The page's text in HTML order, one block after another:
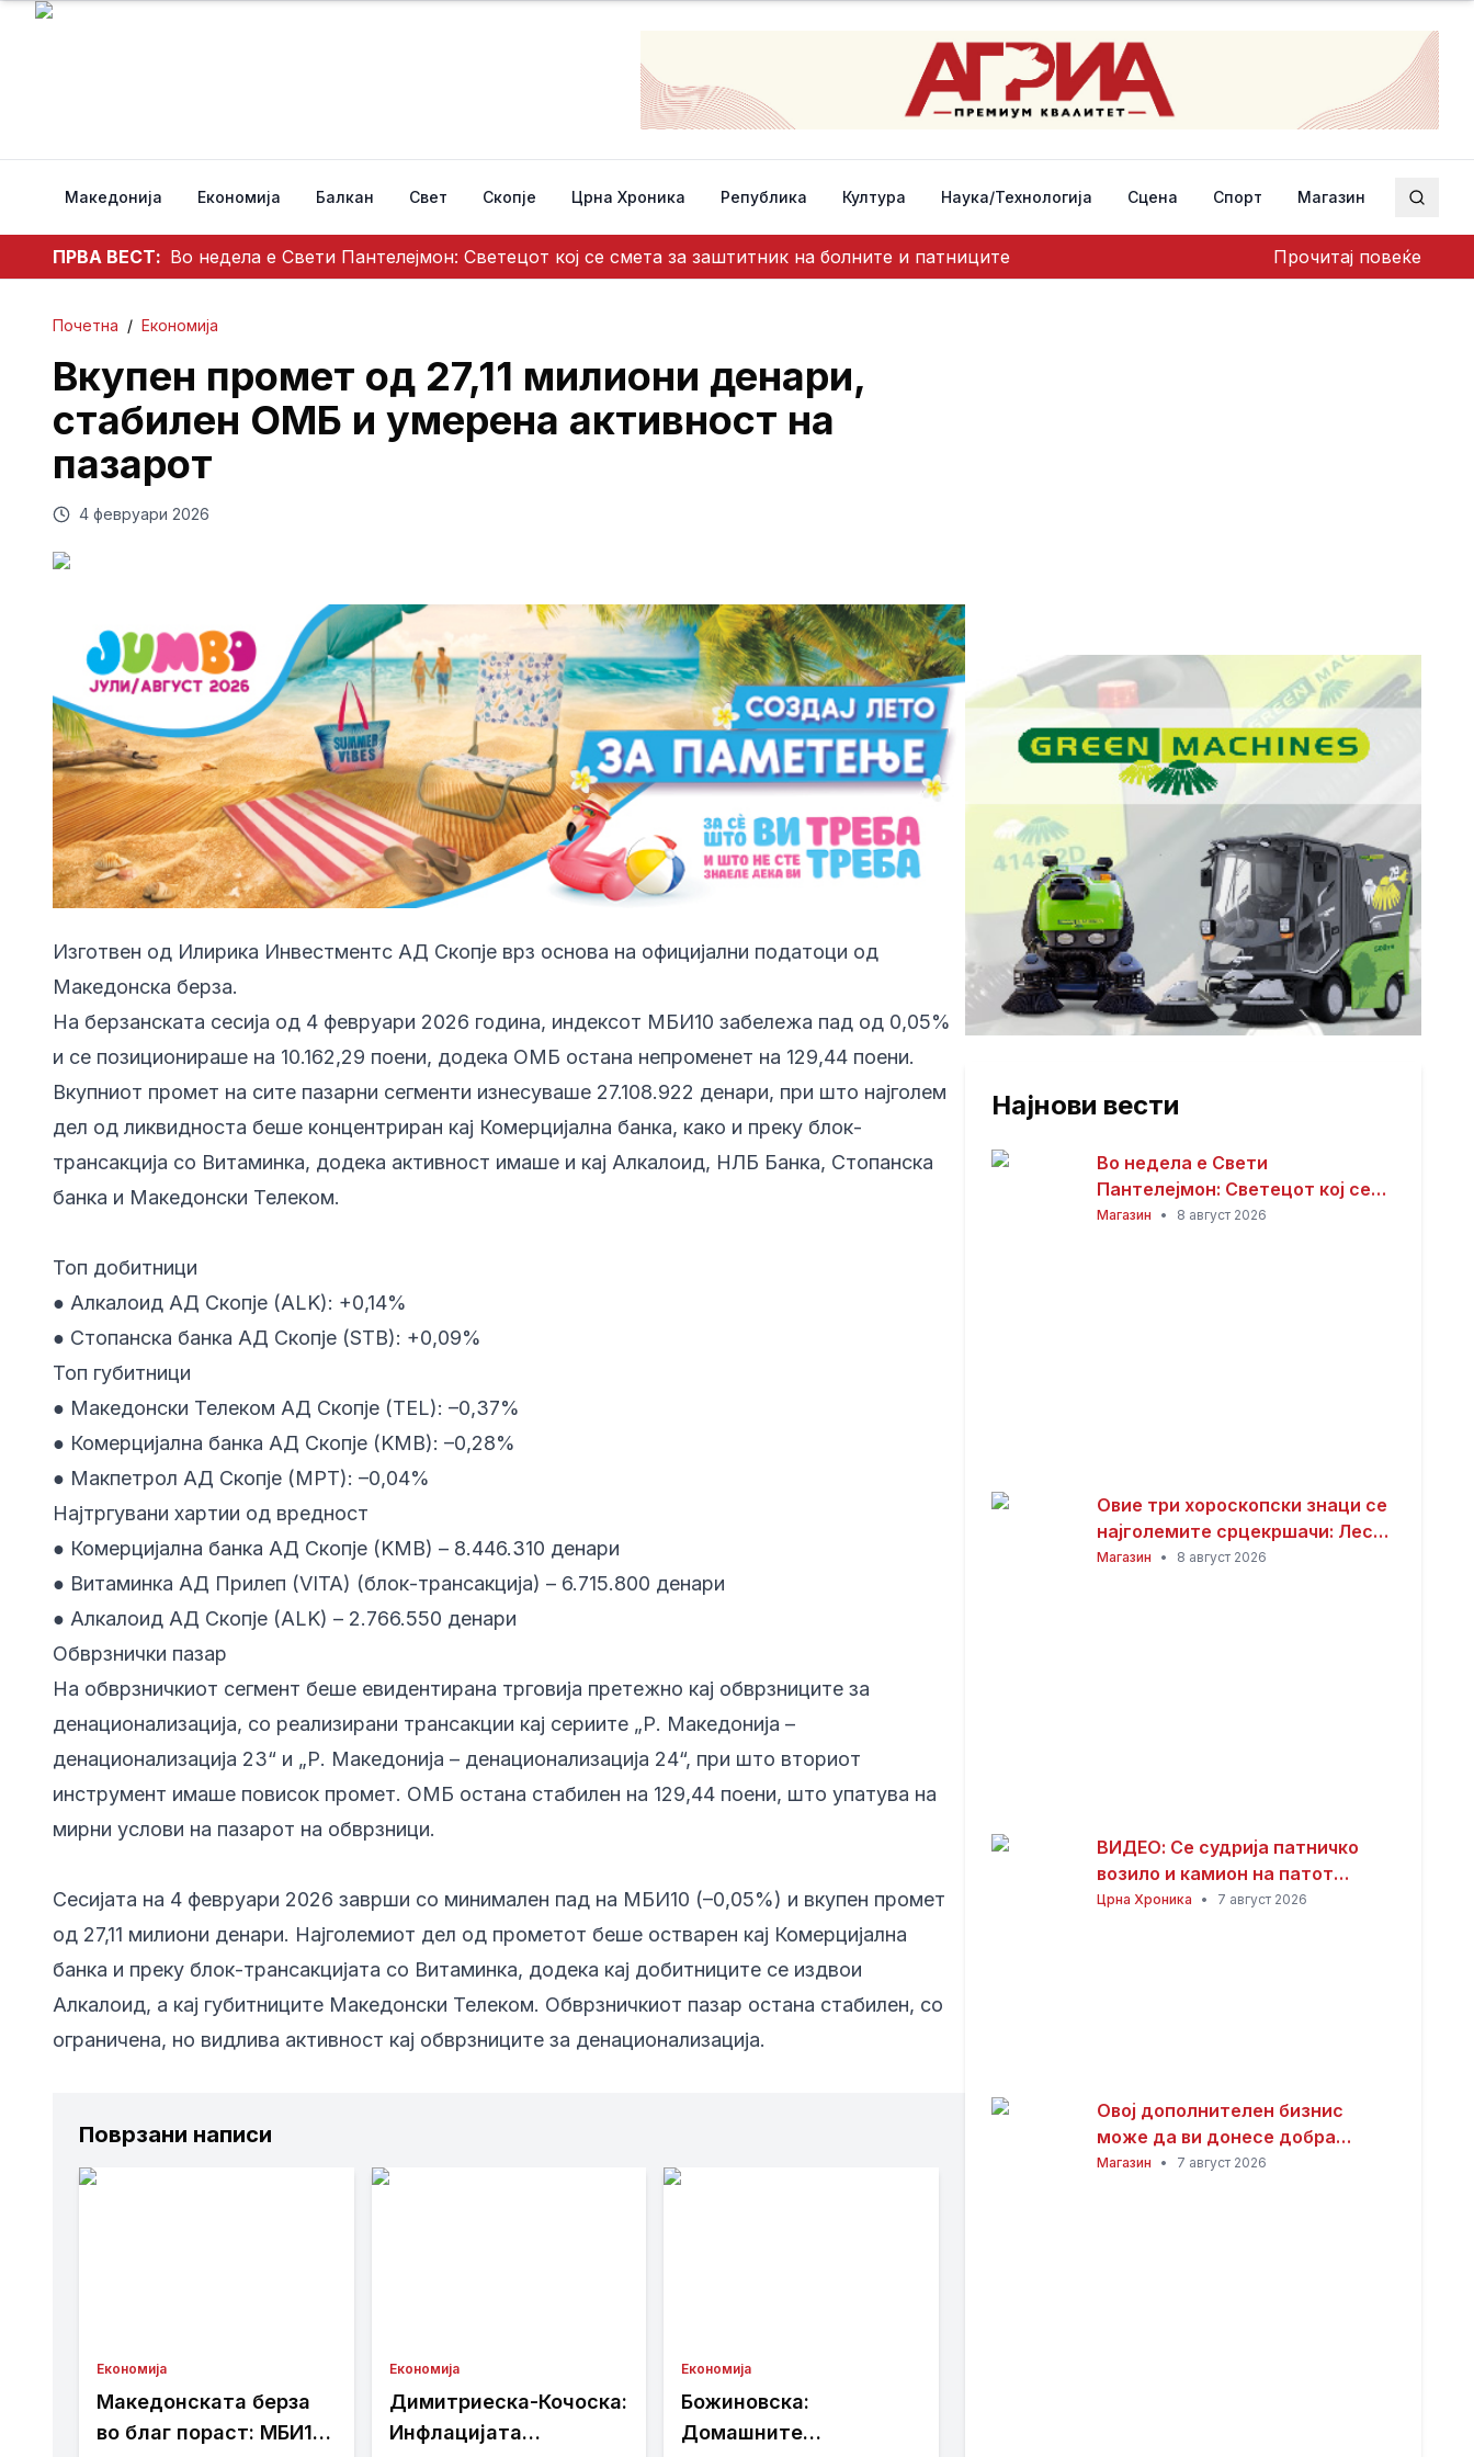
Македонија Економија Балкан Свет Скопје Црна Хроника Република Култура Наука/Технологија Сцена Спорт Магазин
ПРВА ВЕСТ: Во недела е Свети Пантелејмон: Светецот кој се смета за заштитник на болните и патниците Прочитај повеќе
Почетна / Економија
Вкупен промет од 27,11 милиони денари,
стабилен ОМБ и умерена активност на
пазарот
4 февруари 2026
Изготвен од Илирика Инвестментс АД Скопје врз основа на официјални податоци од
Македонска берза.
На берзанската сесија од 4 февруари 2026 година, индексот МБИ10 забележа пад од 0,05%
и се позиционираше на 10.162,29 поени, додека ОМБ остана непроменет на 129,44 поени.
Вкупниот промет на сите пазарни сегменти изнесуваше 27.108.922 денари, при што најголем
дел од ликвидноста беше концентриран кај Комерцијална банка, како и преку блок-
трансакција со Витаминка, додека активност имаше и кај Алкалоид, НЛБ Банка, Стопанска
банка и Македонски Телеком.
Топ добитници
● Алкалоид АД Скопје (ALK): +0,14%
● Стопанска банка АД Скопје (STB): +0,09%
Топ губитници
● Македонски Телеком АД Скопје (TEL): –0,37%
● Комерцијална банка АД Скопје (KMB): –0,28%
● Макпетрол АД Скопје (MPT): –0,04%
Најтргувани хартии од вредност
● Комерцијална банка АД Скопје (KMB) – 8.446.310 денари
● Витаминка АД Прилеп (VITA) (блок-трансакција) – 6.715.800 денари
● Алкалоид АД Скопје (ALK) – 2.766.550 денари
Обврзнички пазар
На обврзничкиот сегмент беше евидентирана трговија претежно кај обврзниците за
денационализација, со реализирани трансакции кај сериите „Р. Македонија –
денационализација 23“ и „Р. Македонија – денационализација 24“, при што вториот
инструмент имаше повисок промет. ОМБ остана стабилен на 129,44 поени, што упатува на
мирни услови на пазарот на обврзници.
Сесијата на 4 февруари 2026 заврши со минимален пад на МБИ10 (–0,05%) и вкупен промет
од 27,11 милиони денари. Најголемиот дел од прометот беше остварен кај Комерцијална
банка и преку блок-трансакцијата со Витаминка, додека кај добитниците се издвои
Алкалоид, а кај губитниците Македонски Телеком. Обврзничкиот пазар остана стабилен, со
ограничена, но видлива активност кај обврзниците за денационализација.
Поврзани написи
Економија
Македонската берза
во благ пораст: МБИ10
Економија
Димитриеска-Кочоска:
Инфлацијата
Економија
Божиновска:
Домашните
Најнови вести
Во недела е Свети
Пантелејмон: Светецот кој се
смета за заштитник на болните
Магазин • 8 август 2026
Овие три хороскопски знаци се
најголемите срцекршачи: Лесно
привлекуваат внимание, но
Магазин • 8 август 2026
ВИДЕО: Се судрија патничко
возило и камион на патот
Гостивар – Страж
Црна Хроника • 7 август 2026
Овој дополнителен бизнис
може да ви донесе добра
заработка од дома: Не ви треба
Магазин • 7 август 2026